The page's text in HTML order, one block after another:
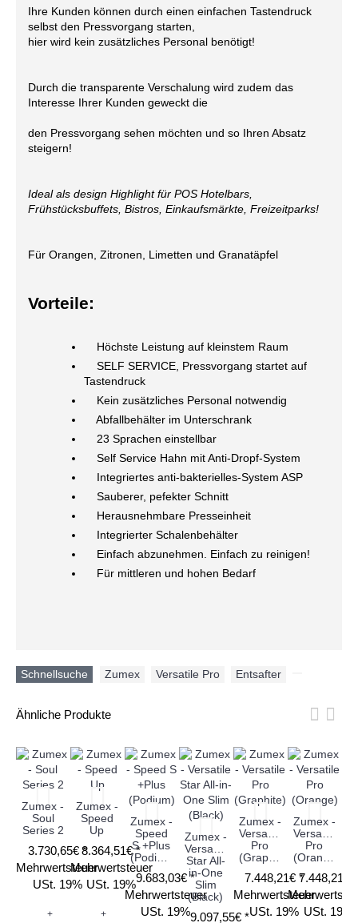
Ihre Kunden können durch einen einfachen Tastendruck
selbst den Pressvorgang starten,
hier wird kein zusätzliches Personal benötigt!
Durch die transparente Verschalung wird zudem das
Interesse Ihrer Kunden geweckt die
den Pressvorgang sehen möchten und so Ihren Absatz
steigern!
Ideal als design Highlight für POS Hotelbars,
Frühstücksbuffets, Bistros, Einkaufsmärkte, Freizeitparks!
Für Orangen, Zitronen, Limetten und Granatäpfel
Vorteile:
Höchste Leistung auf kleinstem Raum
SELF SERVICE, Pressvorgang startet auf
Tastendruck
Kein zusätzliches Personal notwendig
Abfallbehälter im Unterschrank
23 Sprachen einstellbar
Self Service Hahn mit Anti-Dropf-System
Integriertes anti-bakterielles-System ASP
Sauberer, pefekter Schnitt
Herausnehmbare Presseinheit
Integrierter Schalenbehälter
Einfach abzunehmen. Einfach zu reinigen!
Für mittleren und hohen Bedarf
Schnellsuche Zumex Versatile Pro Entsafter
Ähnliche Produkte
Zumex -
Soul
Series 2
3.730,65€ *
Mehrwertsteuer
USt. 19%
+
Zumex -
Speed
Up
8.364,51€ *
Mehrwertsteuer
USt. 19%
+
Zumex -
Speed
S +Plus
(Podium)
9.683,03€ *
Mehrwertsteuer
USt. 19%
Zumex -
Versatile
Star All-
in-One
Slim
(Black)
9.097,55€ *
Zumex -
Versatile
Pro
(Graphite)
7.448,21€ *
Mehrwertsteuer
USt. 19%
Zumex -
Versatile
Pro
7.448,21€ *
USt. 19%